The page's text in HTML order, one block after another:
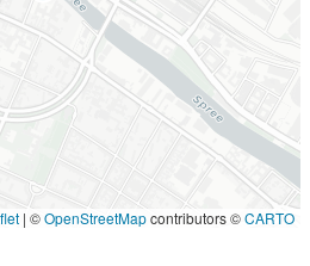
| ©OpenStreetMapcontributors ©CARTO